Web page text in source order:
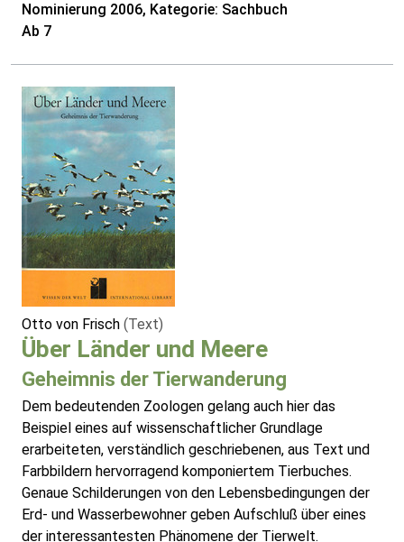
Nominierung 2006, Kategorie: Sachbuch
Ab 7
Otto von Frisch (Text)
Über Länder und Meere
Geheimnis der Tierwanderung
Dem bedeutenden Zoologen gelang auch hier das
Beispiel eines auf wissenschaftlicher Grundlage
erarbeiteten, verständlich geschriebenen, aus Text und
Farbbildern hervorragend komponiertem Tierbuches.
Genaue Schilderungen von den Lebensbedingungen der
Erd- und Wasserbewohner geben Aufschluß über eines
der interessantesten Phänomene der Tierwelt.